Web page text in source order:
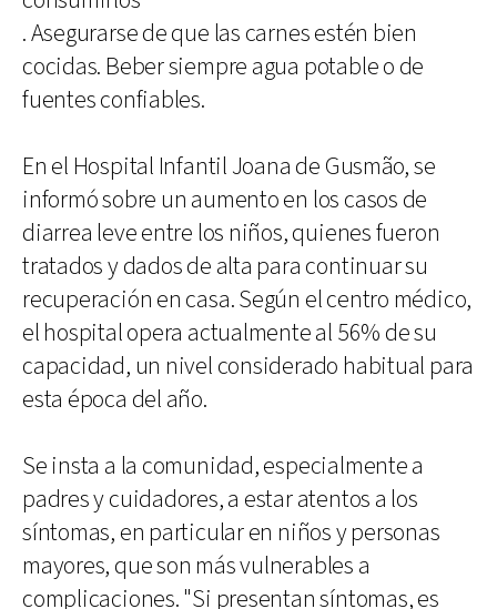
. Asegurarse de que las carnes estén bien
cocidas. Beber siempre agua potable o de
fuentes confiables.
En el Hospital Infantil Joana de Gusmão, se
informó sobre un aumento en los casos de
diarrea leve entre los niños, quienes fueron
tratados y dados de alta para continuar su
recuperación en casa. Según el centro médico,
el hospital opera actualmente al 56% de su
capacidad, un nivel considerado habitual para
esta época del año.
Se insta a la comunidad, especialmente a
padres y cuidadores, a estar atentos a los
síntomas, en particular en niños y personas
mayores, que son más vulnerables a
complicaciones. "Si presentan síntomas, es